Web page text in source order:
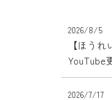
2026/8/5
【ほう
YouTube
2026/7/17